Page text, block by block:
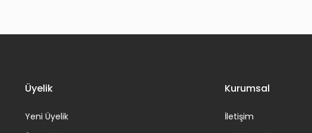
Üyelik
Yeni Üyelik
Kurumsal
İletişim